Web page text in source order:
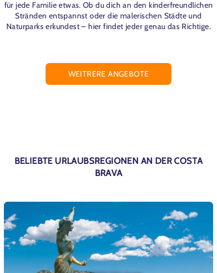
für jede Familie etwas. Ob du dich an den kinderfreundlichen
Stränden entspannst oder die malerischen Städte und
Naturparks erkundest – hier findet jeder genau das Richtige.
WEITRERE ANGEBOTE
BELIEBTE URLAUBSREGIONEN AN DER COSTA
BRAVA